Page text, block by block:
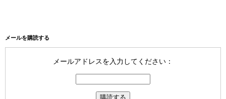
メールを購読する
メールアドレスを入力してください：